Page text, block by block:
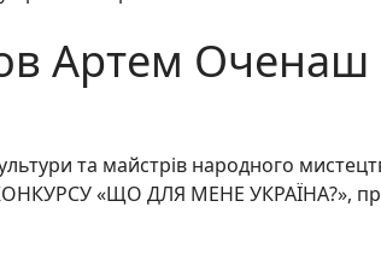
Артем Оченаш
та майстрів народного
«ЩО ДЛЯ МЕНЕ УКРАЇНА?»,